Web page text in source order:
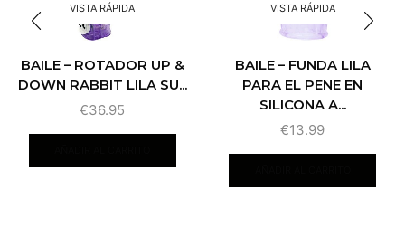
VISTA RÁPIDA
BAILE – ROTADOR UP &
DOWN RABBIT LILA SU...
€36.95
VISTA RÁPIDA
BAILE – FUNDA LILA
PARA EL PENE EN
SILICONA A...
€13.99